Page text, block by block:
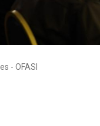
- OFASI